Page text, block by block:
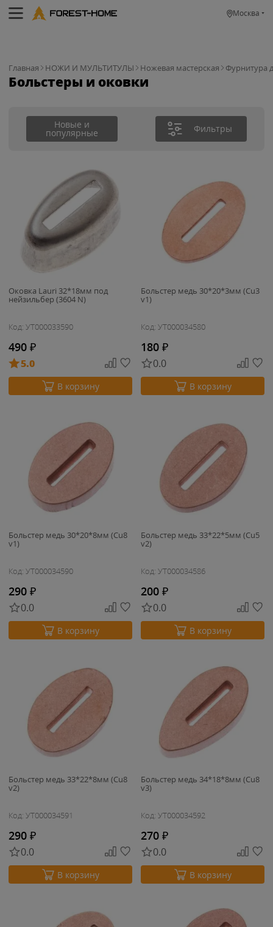
Москва
Главная НОЖИ И МУЛЬТИТУЛЫ Ножевая мастерская Фурнитура
Больстеры и оковки
Новые и
популярные Фильтры
Оковка Lauri 32*18мм под
нейзильбер (3604 N)
Код: УТ000033590
490 ₽
5.0
В корзину
Больстер медь 30*20*3мм (Cu3
v1)
Код: УТ000034580
180 ₽
0.0
В корзину
Больстер медь 30*20*8мм (Cu8
v1)
Код: УТ000034590
290 ₽
0.0
В корзину
Больстер медь 33*22*5мм (Cu5
v2)
Код: УТ000034586
200 ₽
0.0
В корзину
Больстер медь 33*22*8мм (Cu8
v2)
Код: УТ000034591
290 ₽
0.0
В корзину
Больстер медь 34*18*8мм (Cu8
v3)
Код: УТ000034592
270 ₽
0.0
В корзину